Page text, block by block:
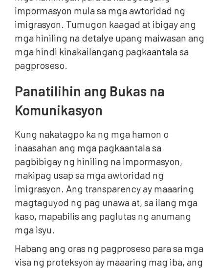
impormasyon mula sa mga awtoridad ng
imigrasyon. Tumugon kaagad at ibigay ang
mga hiniling na detalye upang maiwasan ang
mga hindi kinakailangang pagkaantala sa
pagproseso.
Panatilihin ang Bukas na
Komunikasyon
Kung nakatagpo ka ng mga hamon o
inaasahan ang mga pagkaantala sa
pagbibigay ng hiniling na impormasyon,
makipag usap sa mga awtoridad ng
imigrasyon. Ang transparency ay maaaring
magtaguyod ng pag unawa at, sa ilang mga
kaso, mapabilis ang paglutas ng anumang
mga isyu.
Habang ang oras ng pagproseso para sa mga
visa ng proteksyon ay maaaring mag iba, ang